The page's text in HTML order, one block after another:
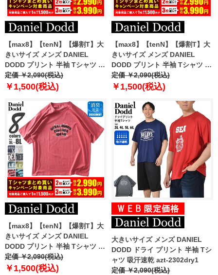
【max8】【tenN】【爆割T】大
きいサイズ メンズ DANIEL
DODD プリント 半袖 Tシャツ 全
6色 azt-2502pt6 【t2501】
定価 ￥2,090(税込)
￥1,500(税込)
【max8】【tenN】【爆割T】大
きいサイズ メンズ DANIEL
DODD プリント 半袖 Tシャツ 全
8色 azt-2502pt7 【t2501】
定価 ￥2,090(税込)
￥1,500(税込)
【max8】【tenN】【爆割T】大
きいサイズ メンズ DANIEL
DODD プリント 半袖 Tシャツ 全
8色 azt-2502pt8
定価 ￥2,090(税込)
￥1,500(税込)
大きいサイズ メンズ DANIEL
DODD ドライ プリント 半袖 Tシ
ャツ 吸汗速乾 azt-2302dry1
定価 ￥2,090(税込)